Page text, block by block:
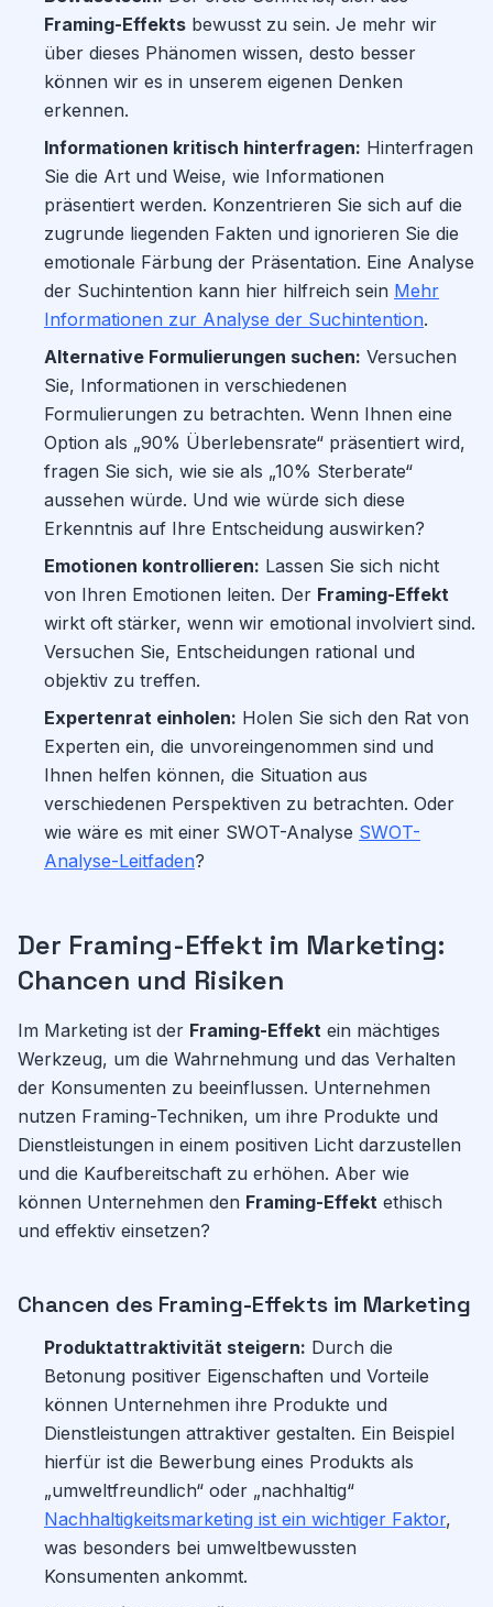
Framing-Effekts bewusst zu sein. Je mehr wir
über dieses Phänomen wissen, desto besser
können wir es in unserem eigenen Denken
erkennen.
Informationen kritisch hinterfragen: Hinterfragen
Sie die Art und Weise, wie Informationen
präsentiert werden. Konzentrieren Sie sich auf die
zugrunde liegenden Fakten und ignorieren Sie die
emotionale Färbung der Präsentation. Eine Analyse
der Suchintention kann hier hilfreich sein Mehr
Informationen zur Analyse der Suchintention.
Alternative Formulierungen suchen: Versuchen
Sie, Informationen in verschiedenen
Formulierungen zu betrachten. Wenn Ihnen eine
Option als „90% Überlebensrate“ präsentiert wird,
fragen Sie sich, wie sie als „10% Sterberate“
aussehen würde. Und wie würde sich diese
Erkenntnis auf Ihre Entscheidung auswirken?
Emotionen kontrollieren: Lassen Sie sich nicht
von Ihren Emotionen leiten. Der Framing-Effekt
wirkt oft stärker, wenn wir emotional involviert sind.
Versuchen Sie, Entscheidungen rational und
objektiv zu treffen.
Expertenrat einholen: Holen Sie sich den Rat von
Experten ein, die unvoreingenommen sind und
Ihnen helfen können, die Situation aus
verschiedenen Perspektiven zu betrachten. Oder
wie wäre es mit einer SWOT-Analyse SWOT-
Analyse-Leitfaden?
Der Framing-Effekt im Marketing:
Chancen und Risiken
Im Marketing ist der Framing-Effekt ein mächtiges
Werkzeug, um die Wahrnehmung und das Verhalten
der Konsumenten zu beeinflussen. Unternehmen
nutzen Framing-Techniken, um ihre Produkte und
Dienstleistungen in einem positiven Licht darzustellen
und die Kaufbereitschaft zu erhöhen. Aber wie
können Unternehmen den Framing-Effekt ethisch
und effektiv einsetzen?
Chancen des Framing-Effekts im Marketing
Produktattraktivität steigern: Durch die
Betonung positiver Eigenschaften und Vorteile
können Unternehmen ihre Produkte und
Dienstleistungen attraktiver gestalten. Ein Beispiel
hierfür ist die Bewerbung eines Produkts als
„umweltfreundlich“ oder „nachhaltig“
Nachhaltigkeitsmarketing ist ein wichtiger Faktor,
was besonders bei umweltbewussten
Konsumenten ankommt.